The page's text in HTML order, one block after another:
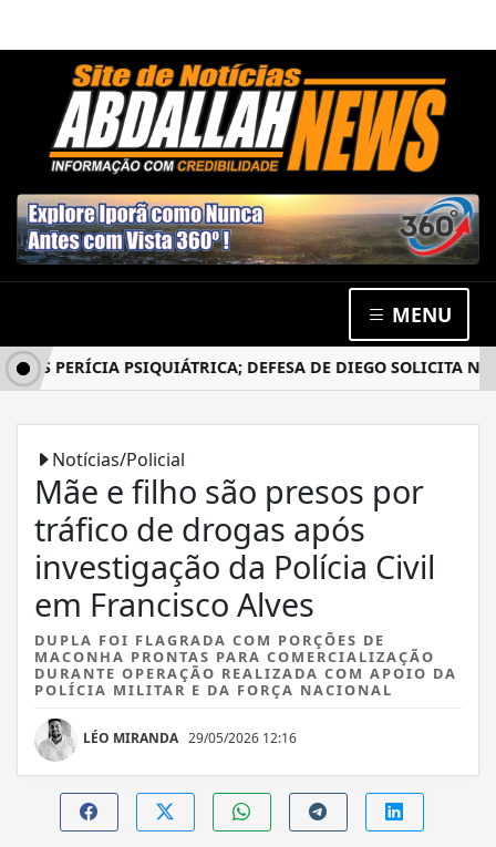
MENU
PERÍCIA PSIQUIÁTRICA; DEFESA DE DIEGO SOLICITA NOVO
Notícias/Policial
Mãe e filho são presos por
tráfico de drogas após
investigação da Polícia Civil
em Francisco Alves
DUPLA FOI FLAGRADA COM PORÇÕES DE
MACONHA PRONTAS PARA COMERCIALIZAÇÃO
DURANTE OPERAÇÃO REALIZADA COM APOIO DA
POLÍCIA MILITAR E DA FORÇA NACIONAL
LÉO MIRANDA 29/05/2026 12:16